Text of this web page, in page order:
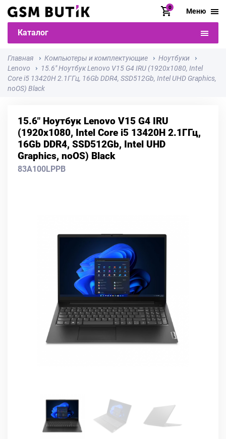
0 Меню
Каталог
Главная Компьютеры и комплектующие
Ноутбуки
Lenovo
15.6" Ноутбук Lenovo V15 G4 IRU (1920x1080, Intel
Core i5 13420H 2.1ГГц, 16Gb DDR4, SSD512Gb, Intel UHD Graphics,
noOS) Black
15.6" Ноутбук Lenovo V15 G4 IRU
(1920x1080, Intel Core i5 13420H 2.1ГГц,
16Gb DDR4, SSD512Gb, Intel UHD
Graphics, noOS) Black
83A100LPPB